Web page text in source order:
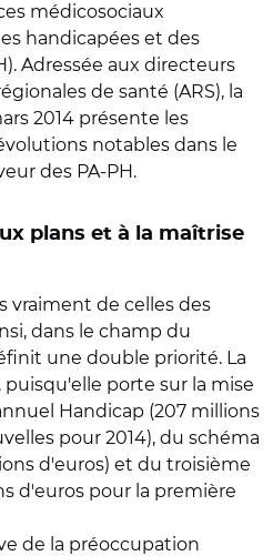
médicosociaux
handicapées et des
Adressée aux directeurs
de santé (ARS), la
2014 présente les
notables dans le
des PA-PH.
plans et à la maîtrise
vraiment de celles des
dans le champ du
une double priorité. La
porte sur la mise
Handicap (207 millions
pour 2014), du schéma
d'euros) et du troisième
d'euros pour la première
de la préoccupation